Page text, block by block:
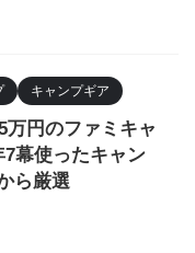
キャンプギア
万円のファミキャ
幕使ったキャン
ら厳選